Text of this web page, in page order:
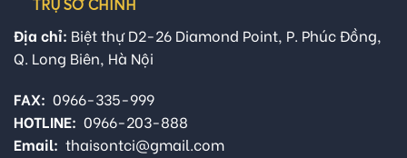
TRỤ SỞ CHÍNH
Địa chỉ: Biệt thự D2-26 Diamond Point, P. Phúc Đồng,
Q. Long Biên, Hà Nội
FAX: 0966-335-999
HOTLINE: 0966-203-888
Email: thaisontci@gmail.com